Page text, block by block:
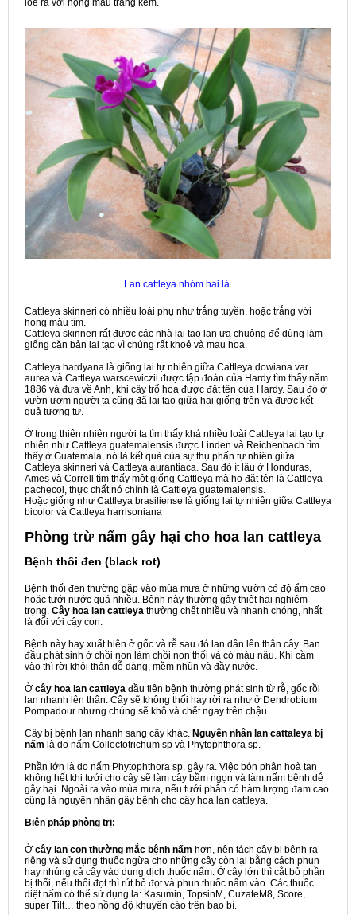
loe ra với họng màu trắng kem.
Lan cattleya nhóm hai lá
Cattleya skinneri có nhiều loài phụ như trắng tuyền, hoặc trắng với
họng màu tím.
Cattleya skinneri rất được các nhà lai tạo lan ưa chuộng để dùng làm
giống căn bản lai tạo vì chúng rất khoẻ và mau hoa.
Cattleya hardyana là giống lai tự nhiên giữa Cattleya dowiana var
aurea và Cattleya warscewiczii được tập đoàn của Hardy tìm thấy năm
1886 và đưa về Anh, khi cây trổ hoa được đặt tên của Hardy. Sau đó ở
vườn ươm người ta cũng đã lai tạo giữa hai giống trên và được kết
quả tương tự.
Ở trong thiên nhiên người ta tìm thấy khá nhiều loài Cattleya lai tạo tự
nhiên như Cattleya guatemalensis được Linden và Reichenbach tìm
thấy ở Guatemala, nó là kết quả của sự thụ phấn tự nhiên giữa
Cattleya skinneri và Cattleya aurantiaca. Sau đó ít lâu ở Honduras,
Ames và Correll tìm thấy một giống Cattleya mà họ đặt tên là Cattleya
pachecoi, thực chất nó chính là Cattleya guatemalensis.
Hoặc giống như Cattleya brasiliense là giống lai tự nhiên giữa Cattleya
bicolor và Cattleya harrisoniana
Phòng trừ nấm gây hại cho hoa lan cattleya
Bệnh thối đen (black rot)
Bệnh thối đen thường gặp vào mùa mưa ở những vườn có độ ẩm cao
hoặc tưới nước quá nhiều. Bệnh này thường gây thiệt hại nghiêm
trọng. Cây hoa lan cattleya thường chết nhiều và nhanh chóng, nhất
là đối với cây con.
Bệnh này hay xuất hiện ở gốc và rễ sau đó lan dần lên thân cây. Ban
đầu phát sinh ở chồi non làm chồi non thối và có màu nâu. Khi cầm
vào thì rời khỏi thân dễ dàng, mềm nhũn và đầy nước.
Ở cây hoa lan cattleya đầu tiên bệnh thường phát sinh từ rễ, gốc rồi
lan nhanh lên thân. Cây sẽ không thối hay rời ra như ở Dendrobium
Pompadour nhưng chúng sẽ khô và chết ngay trên chậu.
Cây bị bệnh lan nhanh sang cây khác. Nguyên nhân lan cattaleya bị
nấm là do nấm Collectotrichum sp và Phytophthora sp.
Phần lớn là do nấm Phytophthora sp. gây ra. Việc bón phân hoà tan
không hết khi tưới cho cây sẽ làm cây bầm ngọn và làm nấm bệnh dễ
gây hại. Ngoài ra vào mùa mưa, nếu tưới phân có hàm lượng đạm cao
cũng là nguyên nhân gây bệnh cho cây hoa lan cattleya.
Biện pháp phòng trị:
Ở cây lan con thường mắc bệnh nấm hơn, nên tách cây bị bệnh ra
riêng và sử dụng thuốc ngừa cho những cây còn lại bằng cách phun
hay nhúng cả cây vào dung dịch thuốc nấm. Ở cây lớn thì cắt bỏ phần
bị thối, nếu thối đọt thì rút bỏ đọt và phun thuốc nấm vào. Các thuốc
diệt nấm có thể sử dụng la: Kasumin, TopsinM, CuzateM8, Score,
super Tilt… theo nồng độ khuyến cáo trên bao bì.